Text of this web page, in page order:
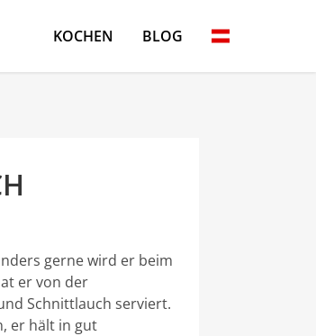
KOCHEN BLOG
gerne wird er beim
er von der
Schnittlauch serviert.
er hält in gut